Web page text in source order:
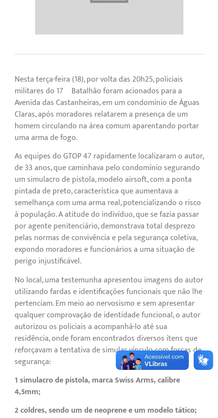
Nesta terça-feira (18), por volta das 20h25, policiais
militares do 17º Batalhão foram acionados para a
Avenida das Castanheiras, em um condomínio de Águas
Claras, após moradores relatarem a presença de um
homem circulando na área comum aparentando portar
uma arma de fogo.
As equipes do GTOP 47 rapidamente localizaram o autor,
de 33 anos, que caminhava pelo condomínio segurando
um simulacro de pistola, modelo airsoft, com a ponta
pintada de preto, característica que aumentava a
semelhança com uma arma real, potencializando o risco
à população. A atitude do indivíduo, que se fazia passar
por agente penitenciário, demonstrava total desprezo
pelas normas de convivência e pela segurança coletiva,
expondo moradores e funcionários a uma situação de
perigo injustificável.
No local, uma testemunha apresentou imagens do autor
utilizando fardas e identificações funcionais que não lhe
pertenciam. Em meio ao nervosismo e sem apresentar
qualquer comprovação de identidade funcional, o autor
autorizou os policiais a acompanhá-lo até sua
residência, onde foram encontrados diversos itens que
reforçavam a tentativa de simular vínculo com forças de
segurança:
1 simulacro de pistola, marca Swiss Arms, calibre
4,5mm;
2 coldres, sendo um de neoprene e um modelo tático;